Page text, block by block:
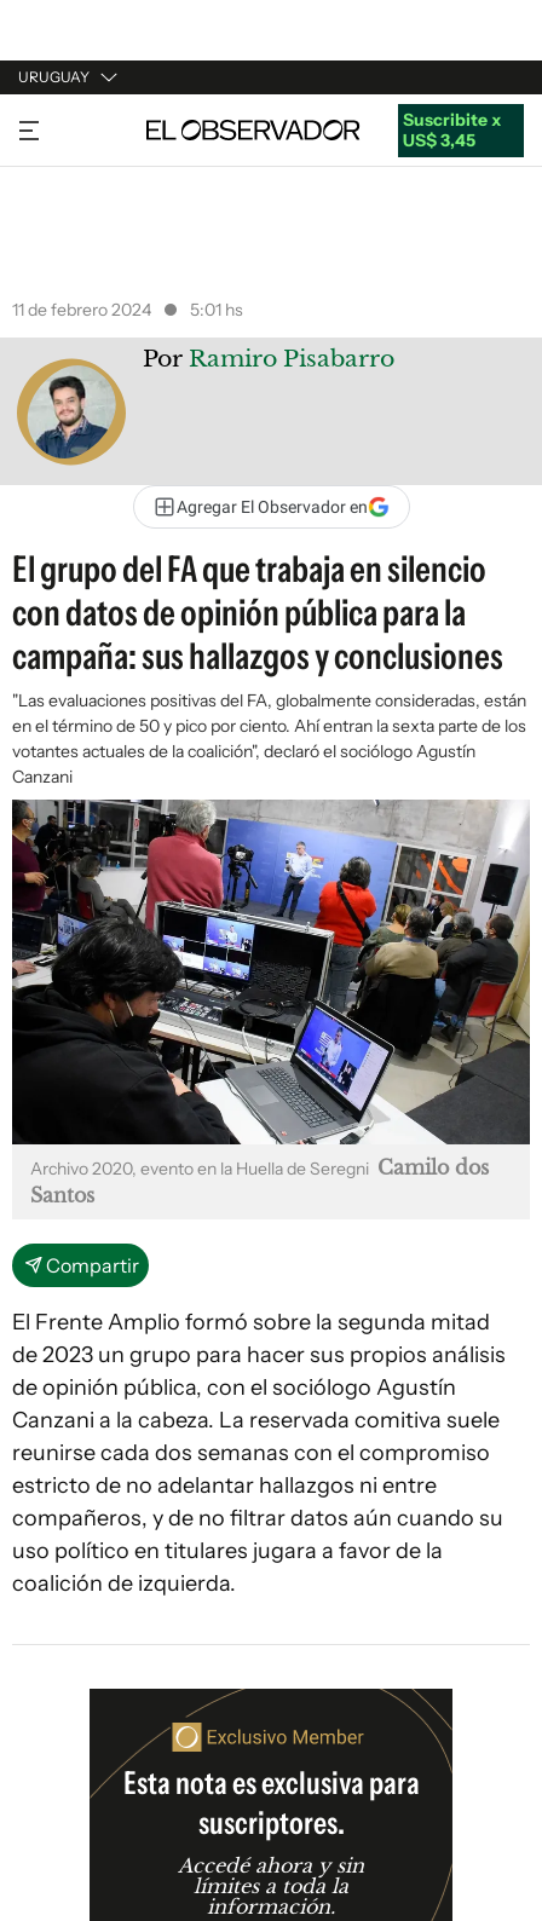
URUGUAY
URUGUAY
ARGENTINA
Suscribite x
US$ 3,45
11 de febrero 2024 5:01 hs
Por Ramiro Pisabarro
Agregar El Observador en
El grupo del FA que trabaja en silencio
con datos de opinión pública para la
campaña: sus hallazgos y conclusiones
"Las evaluaciones positivas del FA, globalmente consideradas, están
en el término de 50 y pico por ciento. Ahí entran la sexta parte de los
votantes actuales de la coalición", declaró el sociólogo Agustín
Canzani
Archivo 2020, evento en la Huella de Seregni Camilo dos
Santos
Compartir
El Frente Amplio formó sobre la segunda mitad
de 2023 un grupo para hacer sus propios análisis
de opinión pública, con el sociólogo Agustín
Canzani a la cabeza. La reservada comitiva suele
reunirse cada dos semanas con el compromiso
estricto de no adelantar hallazgos ni entre
compañeros, y de no filtrar datos aún cuando su
uso político en titulares jugara a favor de la
coalición de izquierda.
Esta nota es exclusiva para
suscriptores.
Accedé ahora y sin
límites a toda la
información.